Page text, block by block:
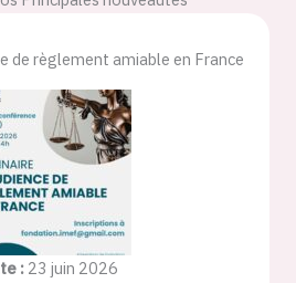
de règlement amiable en France
: 23 juin 2026